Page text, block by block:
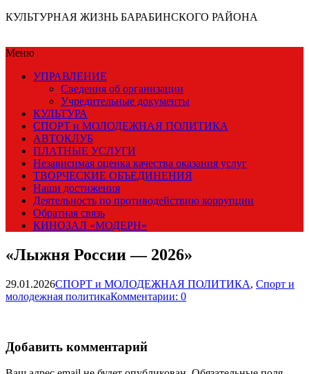
КУЛЬТУРНАЯ ЖИЗНЬ БАРАБИНСКОГО РАЙОНА
Меню
УПРАВЛЕНИЕ
Сведения об организации
Учредительные документы
КУЛЬТУРА
СПОРТ и МОЛОДЕЖНАЯ ПОЛИТИКА
АВТОКЛУБ
ПЛАТНЫЕ УСЛУГИ
Независимая оценка качества оказания услуг
ТВОРЧЕСКИЕ ОБЪЕДИНЕНИЯ
Наши достижения
Деятельность по противодействию коррупции
Обратная связь
КИНОЗАЛ «МОДЕРН»
«Лыжня России — 2026»
29.01.2026СПОРТ и МОЛОДЕЖНАЯ ПОЛИТИКА, Спорт и
молодежная политикаКомментарии: 0
Добавить комментарий